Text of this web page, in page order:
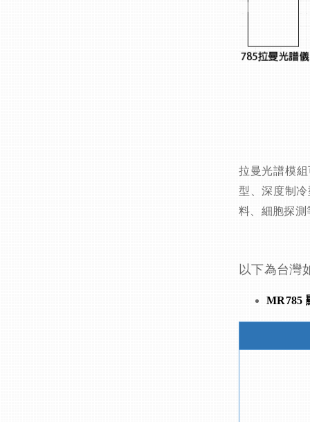
拉曼光譜模
型、深度制
料、細胞探測
以下為台灣
MR785